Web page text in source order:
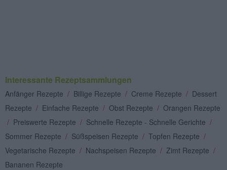
Interessante Rezeptsammlungen
Anfänger Rezepte / Billige Rezepte / Creme Rezepte / Dessert
Rezepte / Einfache Rezepte / Obst Rezepte / Orangen Rezepte
/ Preiswerte Rezepte / Schnelle Rezepte - Schnelle Gerichte /
Sommer Rezepte / Süßspeisen Rezepte / Topfen Rezepte /
Vegetarische Rezepte / Nachspeisen Rezepte / Zimt Rezepte /
Bananen Rezepte